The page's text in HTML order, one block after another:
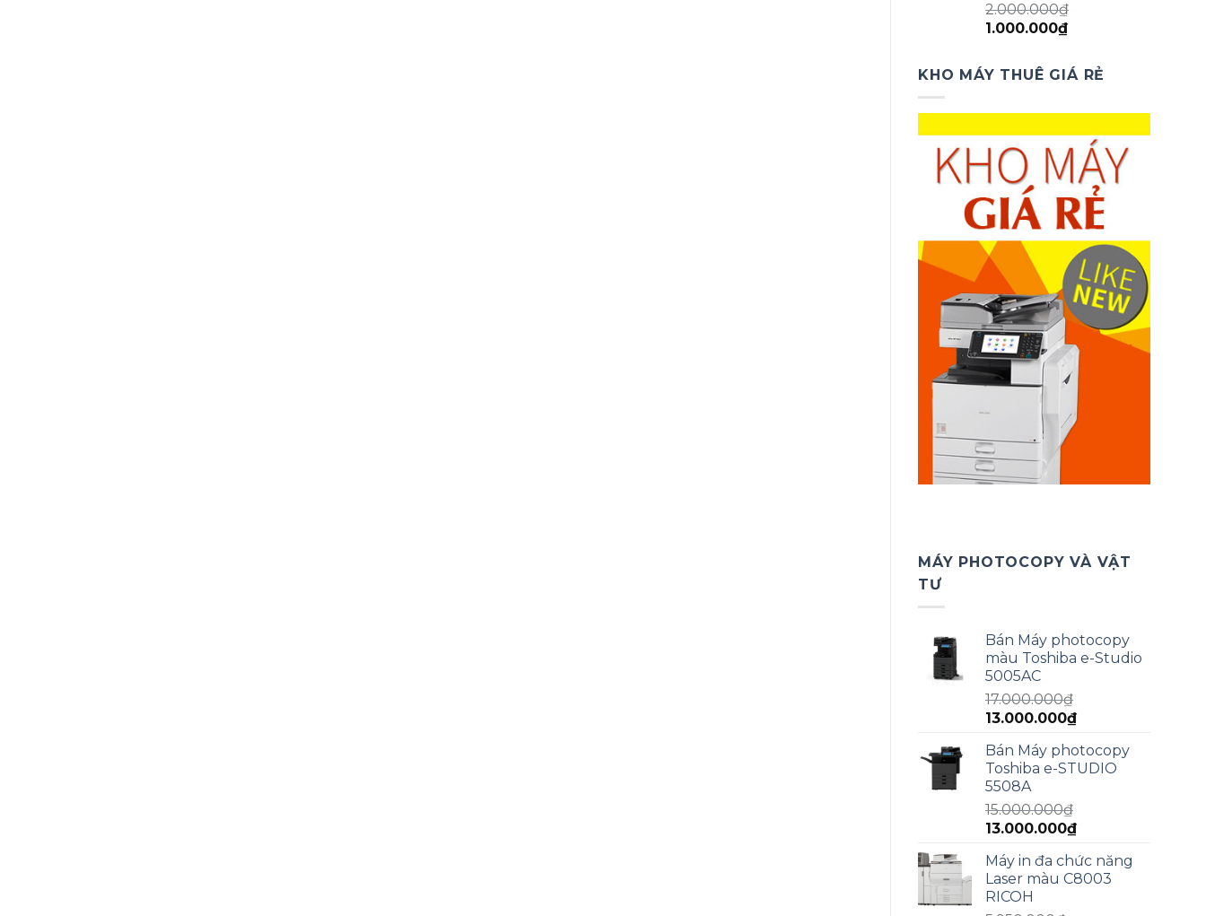
2.000.000₫
Giá
là:
2.000.000₫.
1.000.000₫Giá
tại
là:
KHO MÁY THUÊ GIÁ RẺ
MÁY PHOTOCOPY VÀ VẬT
TƯ
Bán Máy photocopy
màu Toshiba e-Studio
5005AC
17.000.000₫
Giá
là:
17.000.000₫.
13.000.000₫Giá
tại
là:
Bán Máy photocopy
Toshiba e-STUDIO
5508A
15.000.000₫
Giá
là:
15.000.000₫.
13.000.000₫Giá
tại
là:
Máy in đa chức năng
Laser màu C8003
RICOH